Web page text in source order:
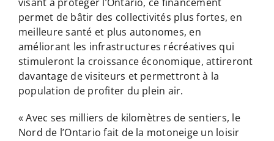
permet de bâtir des collectivités plus fortes, en
meilleure santé et plus autonomes, en
améliorant les infrastructures récréatives qui
stimuleront la croissance économique, attireront
davantage de visiteurs et permettront à la
population de profiter du plein air.
« Avec ses milliers de kilomètres de sentiers, le
Nord de l’Ontario fait de la motoneige un loisir